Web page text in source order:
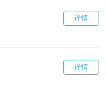
详情
详情